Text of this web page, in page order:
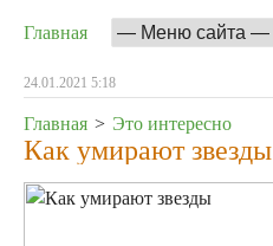
Главная
24.01.2021 5:18
Главная > Это интересно
Как умирают звезды